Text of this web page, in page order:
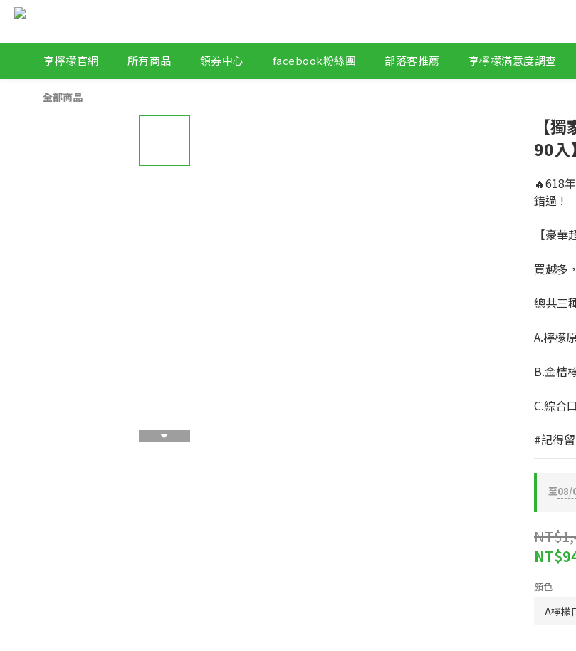
享檸檬官網 所有商品 領券中心 facebook粉絲團 部落客推薦 享檸檬滿意度調查
全部商品
【
90入】
🔥618
錯過 !
【豪華
買越多
總共三
A.檸檬
B.金桔
C.綜合
#記得
至08/
顏色